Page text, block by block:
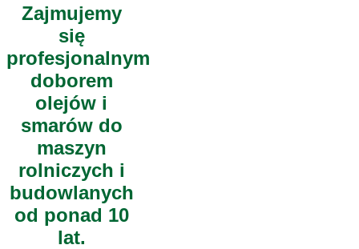
Zajmujemy
się
profesjonalnym
doborem
olejów i
smarów do
maszyn
rolniczych i
budowlanych
od ponad 10
lat.